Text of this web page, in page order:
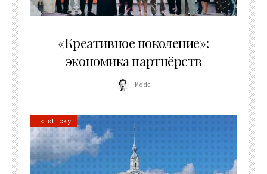
«Креативное поколение»:
экономика партнёрств
Moda
is sticky